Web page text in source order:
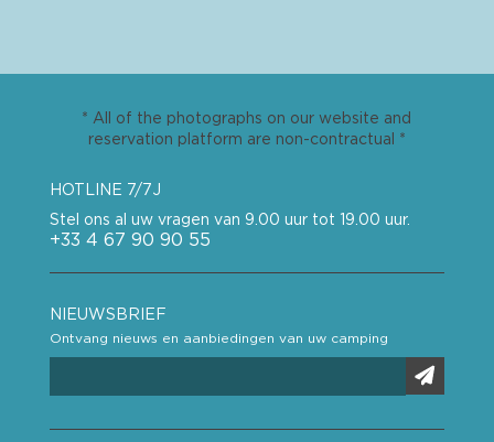
* All of the photographs on our website and
reservation platform are non-contractual *
HOTLINE 7/7J
Stel ons al uw vragen van 9.00 uur tot 19.00 uur.
+33 4 67 90 90 55
NIEUWSBRIEF
Ontvang nieuws en aanbiedingen van uw camping